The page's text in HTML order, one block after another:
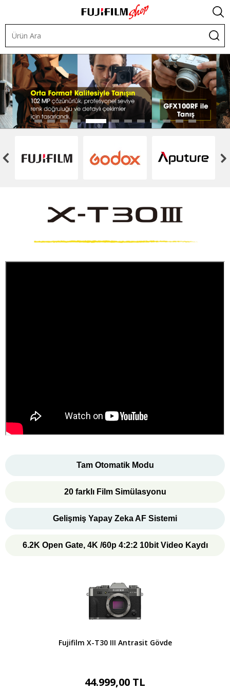
Tam Otomatik Modu
20 farklı Film Simülasyonu
Gelişmiş Yapay Zeka AF Sistemi
6.2K Open Gate, 4K /60p4:2:2 10bit Video Kaydı
Fujifilm X-T30 III Antrasit Gövde
44.999,00 TL